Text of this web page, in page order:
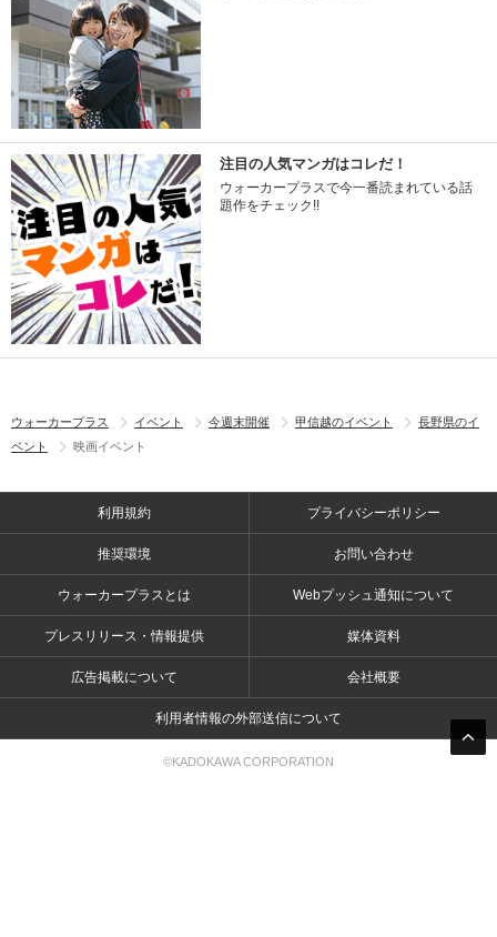
注目の人気マンガはコレだ！
ウォーカープラスで今一番読まれている話
題作をチェック!!
ウォーカープラス イベント 今週末開催 甲信越のイベント
長野県のイ
ベント
映画イベント
利用規約 プライバシーポリシー
推奨環境 お問い合わせ
ウォーカープラスとは Webプッシュ通知について
プレスリリース・情報提供 媒体資料
広告掲載について 会社概要
利用者情報の外部送信について
©KADOKAWA CORPORATION